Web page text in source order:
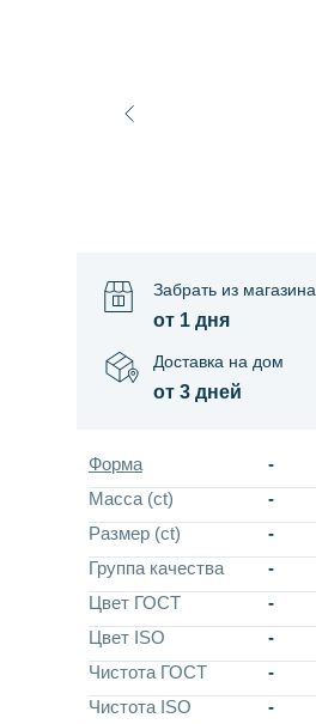
от 3 дней
Доставка на дом
от 1 дня
Забрать из магазина
Форма
-
Масса (ct)
-
Размер (ct)
-
Группа качества
-
Цвет ГОСТ
-
Цвет ISO
-
Чистота ГОСТ
-
Чистота ISO
-